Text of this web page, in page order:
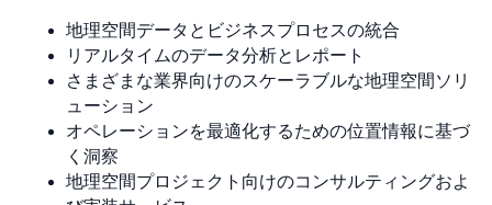
地理空間データとビジネスプロセスの統合
リアルタイムのデータ分析とレポート
さまざまな業界向けのスケーラブルな地理空間ソリ
ューション
オペレーションを最適化するための位置情報に基づ
く洞察
地理空間プロジェクト向けのコンサルティングおよ